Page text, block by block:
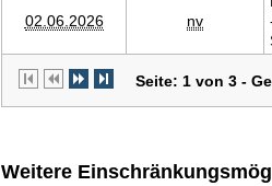
02.06.2026 nv
Seite: 1 von 3 -
Weitere